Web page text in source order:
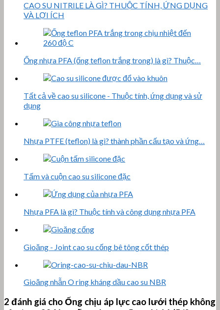
CAO SU NITRILE LÀ GÌ? THUỘC TÍNH, ỨNG DỤNG
VÀ LỢI ÍCH
Ống nhựa PFA (ống teflon trắng trong) là gì? Thuộc…
Tất cả về cao su silicone - Thuộc tính, ứng dụng và sử
dụng
Nhựa PTFE (teflon) là gì? thành phần cấu tạo và ứng…
Tấm và cuộn cao su silicone đặc
Nhựa PFA là gì? Thuộc tính và công dụng nhựa PFA
Gioăng - Joint cao su cống bê tông cốt thép
Gioăng nhẫn O ring kháng dầu cao su NBR
2 đánh giá choỐng chịu áp lực cao lưới thép không